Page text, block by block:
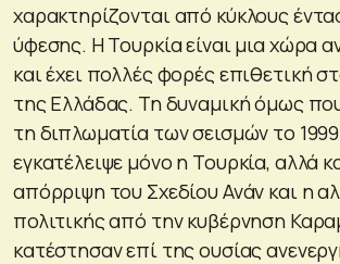
χαρακτηρίζονται από κύκλους
ύφεσης. Η Τουρκία είναι μια χώρα
και έχει πολλές φορές επιθετική
της Ελλάδας. Τη δυναμική όμως
τη διπλωματία των σεισμών το
εγκατέλειψε μόνο η Τουρκία, αλλά
απόρριψη του Σχεδίου Ανάν και η
πολιτικής από την κυβέρνηση
κατέστησαν επί της ουσίας